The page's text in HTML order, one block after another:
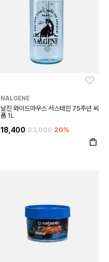
NALGENE
날진 와이드마우스 서스테인 75주년 씨
폼 1L
18,400 23,000 20%